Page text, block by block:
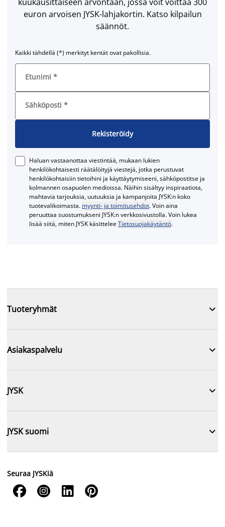
euron arvoisen JYSK-lahjakortin. Katso kilpailun
säännöt.
Kaikki tähdellä (*) merkityt kentät ovat pakollisia.
Etunimi *
Sähköposti *
Rekisteröidy
Haluan vastaanottaa viestintää, mukaan lukien
henkilökohtaisesti räätälöityjä viestejä, jotka perustuvat
henkilökohtaisiin tietoihini ja käyttäytymiseeni, sähköpostitse ja
kolmannen osapuolen medioissa. Näihin sisältyy inspiraatiota,
mahtavia tarjouksia, uutuuksia ja kampanjoita JYSK:n koko
tuotevalikoimasta. myynti- ja toimitusehdot. Voin aina
peruuttaa suostumukseni JYSK:n verkkosivustolla. Voin lukea
lisää siitä, miten JYSK käsitteleeTietosuojakäytäntö.
Tuoteryhmät 
Asiakaspalvelu 
JYSK 
JYSK suomi 
Seuraa JYSKiä
   